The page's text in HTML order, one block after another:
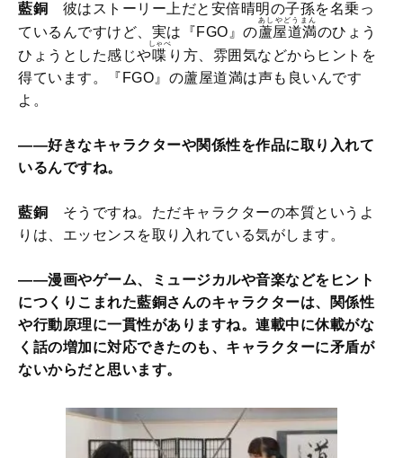
藍銅
彼はストーリー上だと安倍晴明の子孫を名乗っ
ているんですけど、実は『FGO』の蘆屋道満
あしやどうまん
のひょう
ひょうとした感じや喋
しゃべ
り方、雰囲気などからヒントを
得ています。『FGO』の蘆屋道満は声も良いんです
よ。
――好きなキャラクターや関係性を作品に取り入れて
いるんですね。
藍銅
そうですね。ただキャラクターの本質というよ
りは、エッセンスを取り入れている気がします。
――漫画やゲーム、ミュージカルや音楽などをヒント
につくりこまれた藍銅さんのキャラクターは、関係性
や行動原理に一貫性がありますね。連載中に休載がな
く話の増加に対応できたのも、キャラクターに矛盾が
ないからだと思います。